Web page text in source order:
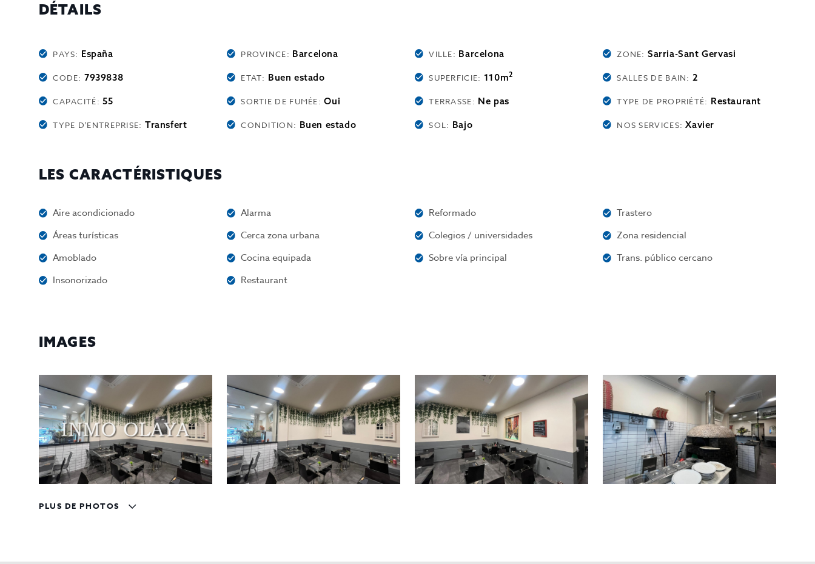
DÉTAILS
PAYS: España PROVINCE: Barcelona VILLE: Barcelona ZONE:Sarria-Sant Gervasi
CODE:7939838 ETAT: Buen estado SUPERFICIE: 110m2 SALLES DE BAIN:2
CAPACITÉ:55 SORTIE DE FUMÉE:Oui TERRASSE: Ne pas TYPE DE PROPRIÉTÉ: Restaurant
TYPE D'ENTREPRISE: Transfert CONDITION: Buen estado SOL: Bajo NOS SERVICES:Xavier
LES CARACTÉRISTIQUES
Aire acondicionado Alarma Reformado
Trastero
Áreas turísticas
Cerca zona urbana Colegios / universidades
Zona residencial
Amoblado
Cocina equipada Sobre vía principal
Trans. público cercano
Insonorizado
Restaurant
IMAGES
PLUS DE PHOTOS